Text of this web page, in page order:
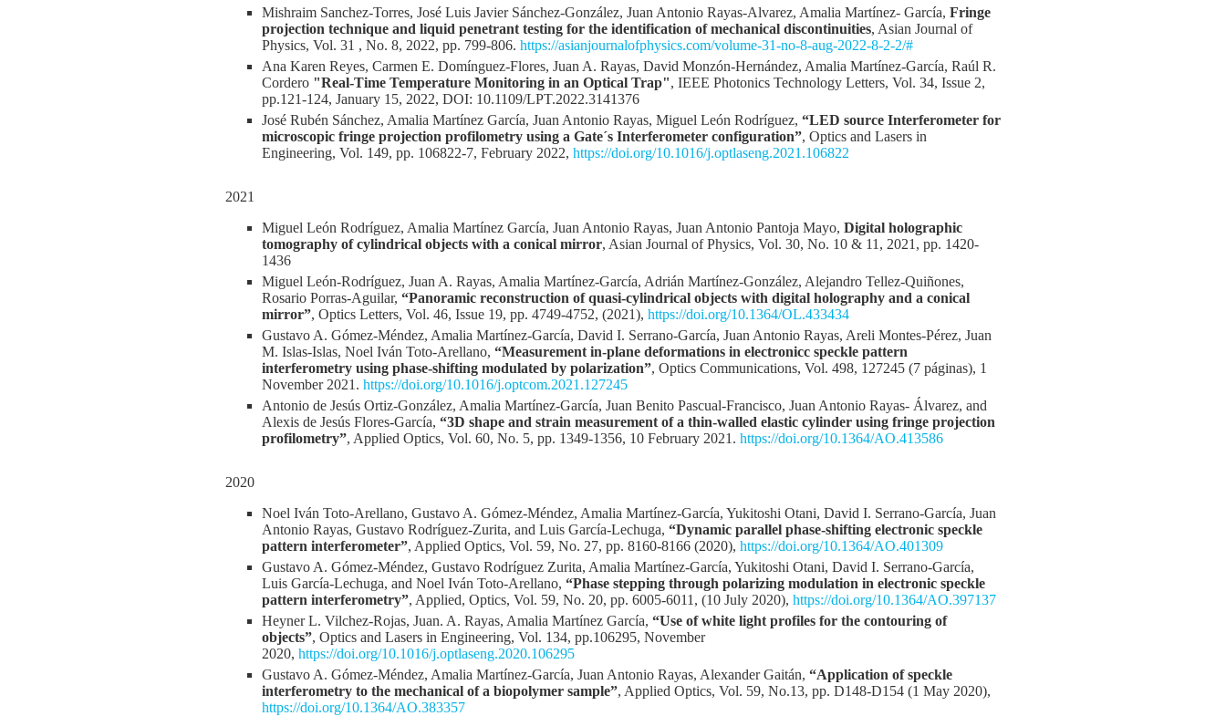
Mishraim Sanchez-Torres, José Luis Javier Sánchez-González, Juan Antonio Rayas-Alvarez, Amalia Martínez- García, Fringe
projection technique and liquid penetrant testing for the identification of mechanical discontinuities, Asian Journal of
Physics, Vol. 31 , No. 8, 2022, pp. 799-806. https://asianjournalofphysics.com/volume-31-no-8-aug-2022-8-2-2/#
Ana Karen Reyes, Carmen E. Domínguez-Flores, Juan A. Rayas, David Monzón-Hernández, Amalia Martínez-García, Raúl R.
Cordero "Real-Time Temperature Monitoring in an Optical Trap", IEEE Photonics Technology Letters, Vol. 34, Issue 2,
pp.121-124, January 15, 2022, DOI: 10.1109/LPT.2022.3141376
José Rubén Sánchez, Amalia Martínez García, Juan Antonio Rayas, Miguel León Rodríguez, “LED source Interferometer for
microscopic fringe projection profilometry using a Gate´s Interferometer configuration”, Optics and Lasers in
Engineering, Vol. 149, pp. 106822-7, February 2022, https://doi.org/10.1016/j.optlaseng.2021.106822
2021
Miguel León Rodríguez, Amalia Martínez García, Juan Antonio Rayas, Juan Antonio Pantoja Mayo, Digital holographic
tomography of cylindrical objects with a conical mirror, Asian Journal of Physics, Vol. 30, No. 10 & 11, 2021, pp. 1420-
1436
Miguel León-Rodríguez, Juan A. Rayas, Amalia Martínez-García, Adrián Martínez-González, Alejandro Tellez-Quiñones,
Rosario Porras-Aguilar, “Panoramic reconstruction of quasi-cylindrical objects with digital holography and a conical
mirror”, Optics Letters, Vol. 46, Issue 19, pp. 4749-4752, (2021), https://doi.org/10.1364/OL.433434
Gustavo A. Gómez-Méndez, Amalia Martínez-García, David I. Serrano-García, Juan Antonio Rayas, Areli Montes-Pérez, Juan
M. Islas-Islas, Noel Iván Toto-Arellano, “Measurement in-plane deformations in electronicc speckle pattern
interferometry using phase-shifting modulated by polarization”, Optics Communications, Vol. 498, 127245 (7 páginas), 1
November 2021. https://doi.org/10.1016/j.optcom.2021.127245
Antonio de Jesús Ortiz-González, Amalia Martínez-García, Juan Benito Pascual-Francisco, Juan Antonio Rayas- Álvarez, and
Alexis de Jesús Flores-García, “3D shape and strain measurement of a thin-walled elastic cylinder using fringe projection
profilometry”, Applied Optics, Vol. 60, No. 5, pp. 1349-1356, 10 February 2021. https://doi.org/10.1364/AO.413586
2020
Noel Iván Toto-Arellano, Gustavo A. Gómez-Méndez, Amalia Martínez-García, Yukitoshi Otani, David I. Serrano-García, Juan
Antonio Rayas, Gustavo Rodríguez-Zurita, and Luis García-Lechuga, “Dynamic parallel phase-shifting electronic speckle
pattern interferometer”, Applied Optics, Vol. 59, No. 27, pp. 8160-8166 (2020), https://doi.org/10.1364/AO.401309
Gustavo A. Gómez-Méndez, Gustavo Rodríguez Zurita, Amalia Martínez-García, Yukitoshi Otani, David I. Serrano-García,
Luis García-Lechuga, and Noel Iván Toto-Arellano, “Phase stepping through polarizing modulation in electronic speckle
pattern interferometry”, Applied, Optics, Vol. 59, No. 20, pp. 6005-6011, (10 July 2020), https://doi.org/10.1364/AO.397137
Heyner L. Vilchez-Rojas, Juan. A. Rayas, Amalia Martínez García, “Use of white light profiles for the contouring of
objects”, Optics and Lasers in Engineering, Vol. 134, pp.106295, November
2020, https://doi.org/10.1016/j.optlaseng.2020.106295
Gustavo A. Gómez-Méndez, Amalia Martínez-García, Juan Antonio Rayas, Alexander Gaitán, “Application of speckle
interferometry to the mechanical of a biopolymer sample”, Applied Optics, Vol. 59, No.13, pp. D148-D154 (1 May 2020),
https://doi.org/10.1364/AO.383357